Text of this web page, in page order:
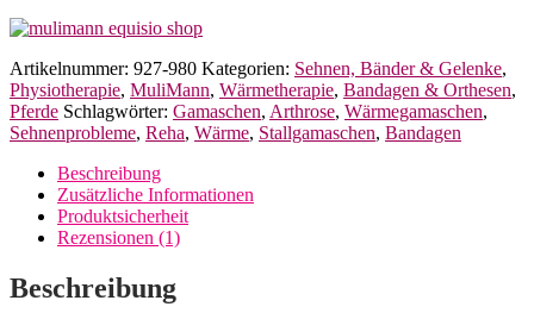
Größen
Artikelnummer: 927-980 Kategorien: Sehnen, Bänder & Gelenke,
Physiotherapie, MuliMann, Wärmetherapie, Bandagen & Orthesen,
Pferde Schlagwörter: Gamaschen, Arthrose, Wärmegamaschen,
Sehnenprobleme, Reha, Wärme, Stallgamaschen, Bandagen
Beschreibung
Zusätzliche Informationen
Produktsicherheit
Rezensionen (1)
Beschreibung